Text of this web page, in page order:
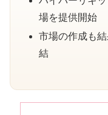
場を提供開始
市場の作成も
結